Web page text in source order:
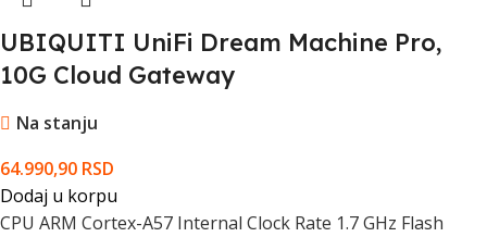
UBIQUITI UniFi Dream Machine Pro,
10G Cloud Gateway
Na stanju
64.990,90 RSD
Dodaj u korpu
CPU ARM Cortex-A57 Internal Clock Rate 1.7 GHz Flash